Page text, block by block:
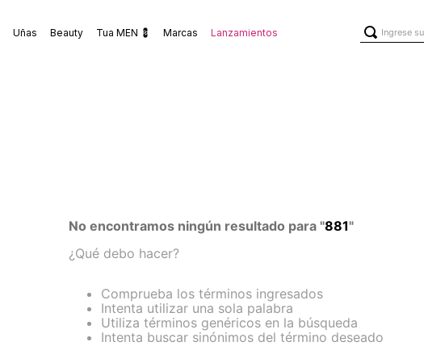
Uñas Beauty Tua MEN 💈 Marcas Lanzamientos Ingrese su
No encontramos ningún resultado para "881"
¿Qué debo hacer?
Comprueba los términos ingresados
Intenta utilizar una sola palabra
Utiliza términos genéricos en la búsqueda
Intenta buscar sinónimos del término deseado